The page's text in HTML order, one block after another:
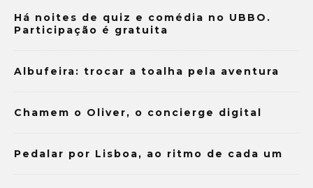
Há noites de quiz e comédia no UBBO.
Participação é gratuita
Albufeira: trocar a toalha pela aventura
Chamem o Oliver, o concierge digital
Pedalar por Lisboa, ao ritmo de cada um